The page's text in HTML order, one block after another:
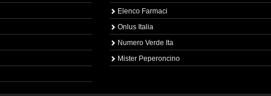
Elenco Farmaci
Onlus Italia
Numero Verde Ita
Mister Peperoncino